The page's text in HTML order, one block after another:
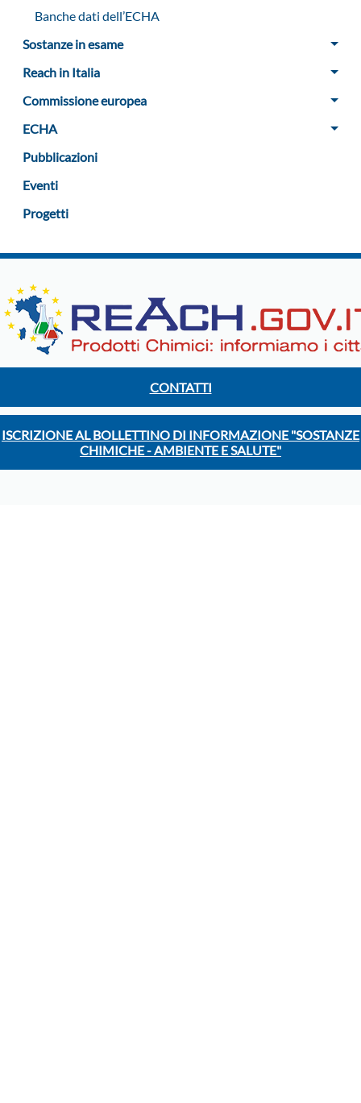
Banche dati dell’ECHA
Sostanze in esame
Reach in Italia
Commissione europea
ECHA
Pubblicazioni
Eventi
Progetti
CONTATTI
ISCRIZIONE AL BOLLETTINO DI INFORMAZIONE "SOSTANZE
CHIMICHE - AMBIENTE E SALUTE"